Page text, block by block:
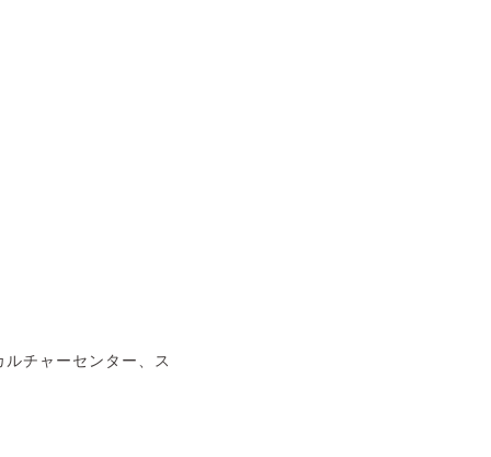
チャーセンター、ス